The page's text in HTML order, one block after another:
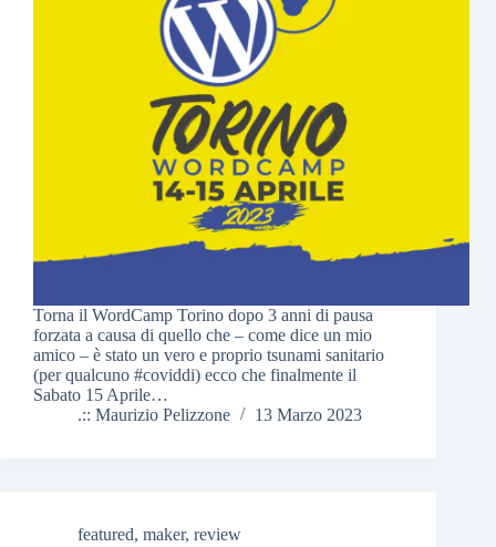
Torna il WordCamp Torino dopo 3 anni di pausa
forzata a causa di quello che – come dice un mio
amico – è stato un vero e proprio tsunami sanitario
(per qualcuno #coviddi) ecco che finalmente il
Sabato 15 Aprile…
.:: Maurizio Pelizzone
13 Marzo 2023
featured, maker, review